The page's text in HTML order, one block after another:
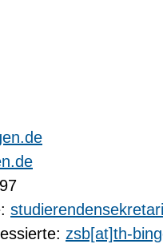
zsb[at]th-